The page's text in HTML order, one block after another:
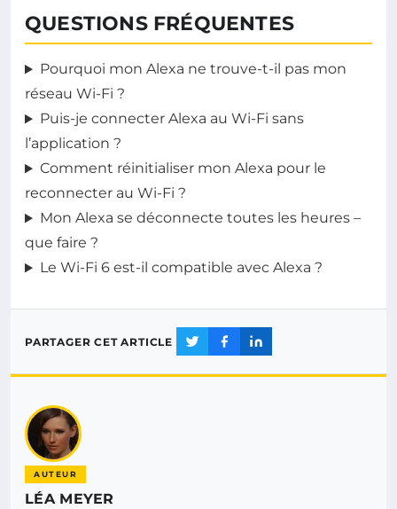
QUESTIONS FRÉQUENTES
Pourquoi mon Alexa ne trouve-t-il pas mon
réseau Wi-Fi ?
Puis-je connecter Alexa au Wi-Fi sans
l’application ?
Comment réinitialiser mon Alexa pour le
reconnecter au Wi-Fi ?
Mon Alexa se déconnecte toutes les heures –
que faire ?
Le Wi-Fi 6 est-il compatible avec Alexa ?
PARTAGER CET ARTICLE
AUTEUR
LÉA MEYER